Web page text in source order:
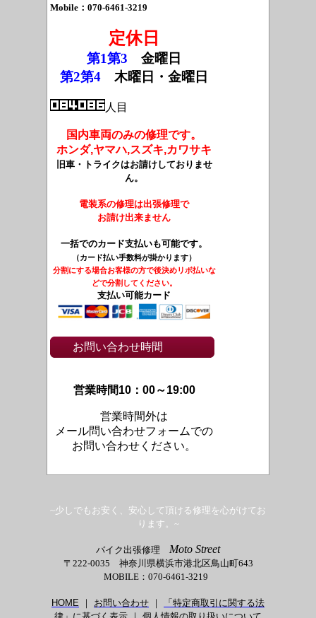
Mobile：070-6461-3219
定休日
第1第3
金曜日
第2第4
木曜日・ 金曜日
人目
国内車両のみの修理です。
ホンダ,ヤマハ,スズキ,カワサキ
旧車・トライクはお請けしておりませ
ん。
電装系の修理は出張修理で
お請け出来ません
一括でのカード支払いも可能です。
（カード払い手数料が掛かります）
分割にする場合お客様の方で後決めリボ払いな
どで分割してください。
支払い可能カード
お問い合わせ時間
営業時間10：00～19:00
営業時間外は
メール問い合わせフォームでの
お問い合わせください。
~少しでもお安く、安心して頂ける修理を心がけてお
ります。~
バイク出張修理 Moto Street
〒222-0035 神奈川県横浜市港北区鳥山町643
MOBILE：070-6461-3219
HOME ｜ お問い合わせ ｜
「特定商取引に関する法